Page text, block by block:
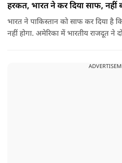
हरकत, भारत ने कर दिया साफ, नहीं
भारत ने पाकिस्तान को साफ कर दिया है
नहीं होगा. अमेरिका में भारतीय राजदूत ने